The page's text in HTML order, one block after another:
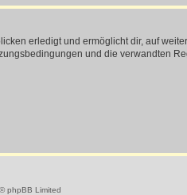
erledigt und ermöglicht dir, auf
und die verwandten
phpBB Limited